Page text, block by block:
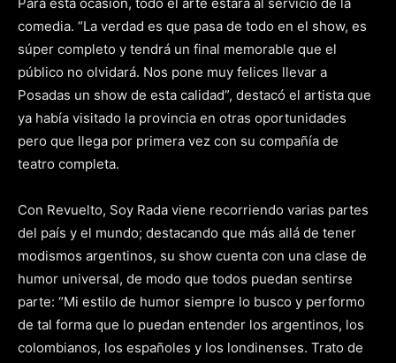
comedia. “La verdad es que pasa de todo en el show, es
súper completo y tendrá un final memorable que el
público no olvidará. Nos pone muy felices llevar a
Posadas un show de esta calidad”, destacó el artista que
ya había visitado la provincia en otras oportunidades
pero que llega por primera vez con su compañía de
teatro completa.
Con Revuelto, Soy Rada viene recorriendo varias partes
del país y el mundo; destacando que más allá de tener
modismos argentinos, su show cuenta con una clase de
humor universal, de modo que todos puedan sentirse
parte: “Mi estilo de humor siempre lo busco y performo
de tal forma que lo puedan entender los argentinos, los
colombianos, los españoles y los londinenses. Trato de